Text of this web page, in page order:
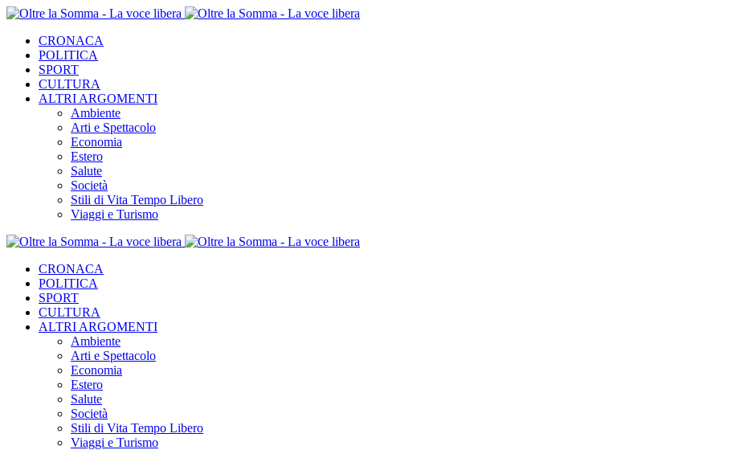
CRONACA
POLITICA
SPORT
CULTURA
ALTRI ARGOMENTI
Ambiente
Arti e Spettacolo
Economia
Estero
Salute
Società
Stili di Vita Tempo Libero
Viaggi e Turismo
CRONACA
POLITICA
SPORT
CULTURA
ALTRI ARGOMENTI
Ambiente
Arti e Spettacolo
Economia
Estero
Salute
Società
Stili di Vita Tempo Libero
Viaggi e Turismo